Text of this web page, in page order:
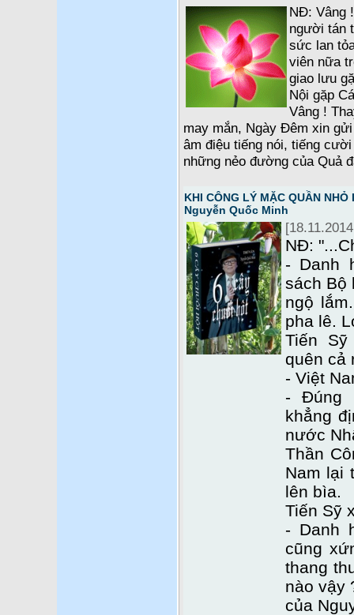
NĐ: Vâng
người tán
sức lan
viên nữa
giao lưu
Nội gặp
Vâng !
may mắn, Ngày Đêm xin
âm điệu tiếng nói, tiếng
những nẻo đường của Quả
KHI CÔNG LÝ MẶC QUẦN
Nguyễn Quốc Minh
NĐ:
- Danh
sách Bộ
ngộ
pha lê.
Tiến
quên cả
- Việt
- Đúng
khẳng
nước
Thần
Nam lại
lên bìa.
Tiến Sỹ
- Danh
cũng
thang
nào vậy
của